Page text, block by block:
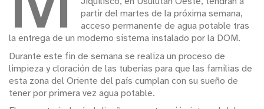
partir del martes de la próxima semana,
acceso permanente de agua potable tras
la entrega de un moderno sistema instalado por la DOM.
Durante este fin de semana se realiza un proceso de
limpieza y cloración de las tuberías para que las familias de
esta zona del Oriente del país cumplan con su sueño de
tener por primera vez agua potable.